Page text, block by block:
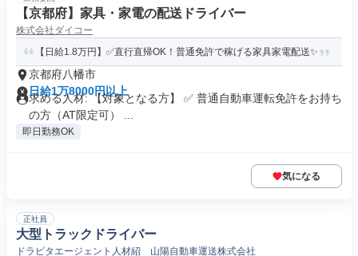
【京都府】家具・家電の配送ドライバー
株式会社ダイコー
【日給1.8万円】✅直行直帰OK！普通免許で稼げる家具家電配送✨
京都府八幡市
日給1万8000円以上
求める人材: 【対象となる方】 ✅️ 普通自動車運転免許をお持ち
の方（AT限定可） ...
即日勤務OK
気になる
正社員
大型トラックドライバー
ドラピタエージェント人材紹 山陽自動車運送株式会社